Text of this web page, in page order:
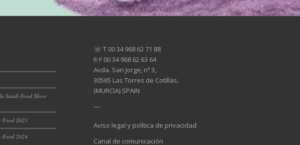
Saudi Food Show
Food 2023
Food 2024
☏ T 00 34 968 62 71 88
⎘ F 00 34 968 62 63 64
Avda. San Jorge, nº 3,
30565 Las Torres de Cotillas,
(MURCIA) SPAIN
—
Aviso legal y política de privacidad
Canal de comunicación